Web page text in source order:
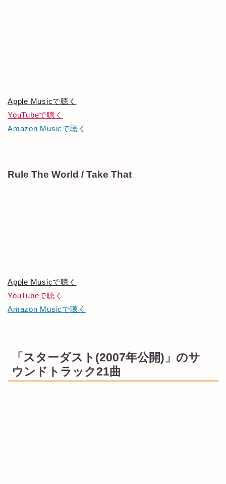
Apple Musicで聴く
YouTubeで聴く
Amazon Musicで聴く
Rule The World / Take That
Apple Musicで聴く
YouTubeで聴く
Amazon Musicで聴く
「スターダスト(2007年公開)」のサ
ウンドトラック21曲